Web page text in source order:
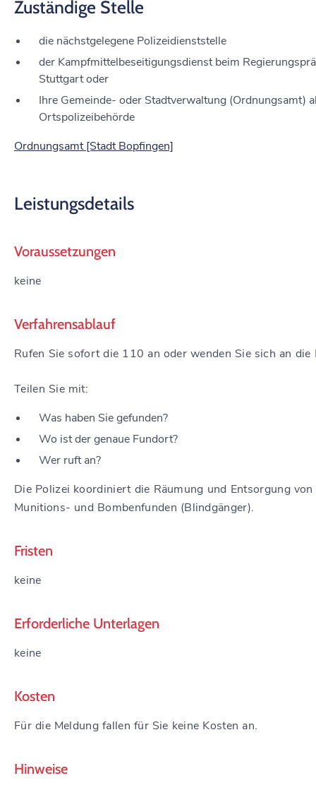
Zuständige Stelle
die nächstgelegene Polizeidienststelle
der Kampfmittelbeseitigungsdienst beim
Stuttgart oder
Ihre Gemeinde- oder Stadtverwaltung (Ordnungsamt)
Ortspolizeibehörde
Ordnungsamt [Stadt Bopfingen]
Leistungsdetails
Voraussetzungen
keine
Verfahrensablauf
Rufen Sie sofort die 110 an oder wenden Sie sich an die
Teilen Sie mit:
Was haben Sie gefunden?
Wo ist der genaue Fundort?
Wer ruft an?
Die Polizei koordiniert die Räumung und Entsorgung von
Munitions- und Bombenfunden (Blindgänger).
Fristen
keine
Erforderliche Unterlagen
keine
Kosten
Für die Meldung fallen für Sie keine Kosten an.
Hinweise